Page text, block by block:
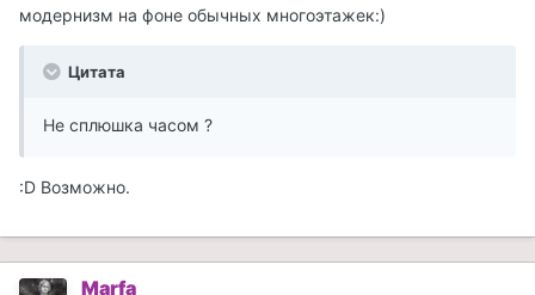
модернизм на фоне обычных многоэтажек:)
Цитата
Не сплюшка часом ?
:D Возможно.
Marfa